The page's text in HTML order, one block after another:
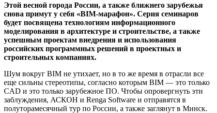
Этой весной города России, а также ближнего зарубежья
снова примут у себя «BIM-марафон». Серия семинаров
будет посвящена технологиям информационного
моделирования в архитектуре и строительстве, а также
успешным проектам внедрения и использования
российских программных решений в проектных и
строительных компаниях.
Шум вокруг BIM не утихает, но в то же время в отрасли все
еще сильны стереотипы, согласно которым BIM — это только
CAD и это только зарубежное ПО. Чтобы опровергнуть эти
заблуждения, АСКОН и Renga Software и отправятся в
полуторамесячный тур по России, а также заглянут в Минск.